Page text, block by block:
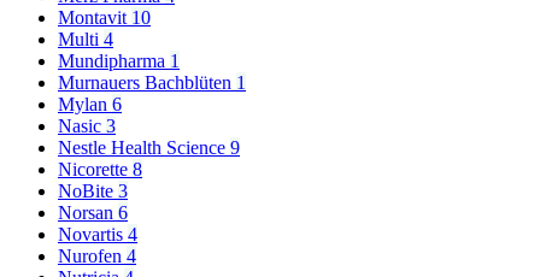
Montavit 10
Multi 4
Mundipharma 1
Murnauers Bachblüten 1
Mylan 6
Nasic 3
Nestle Health Science 9
Nicorette 8
NoBite 3
Norsan 6
Novartis 4
Nurofen 4